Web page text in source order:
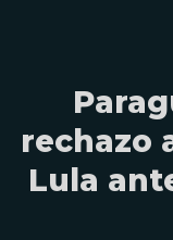
rechazo
Lula